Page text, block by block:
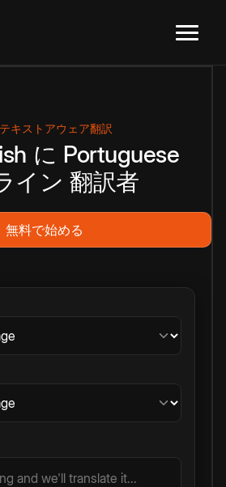
キストアウェア翻訳
に Portuguese
イン 翻訳者
無料で始める